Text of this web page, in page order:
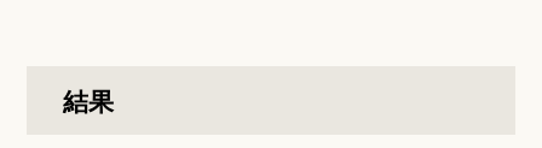
結果